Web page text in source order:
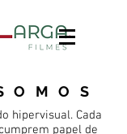
hipervisual. Cada
papel de